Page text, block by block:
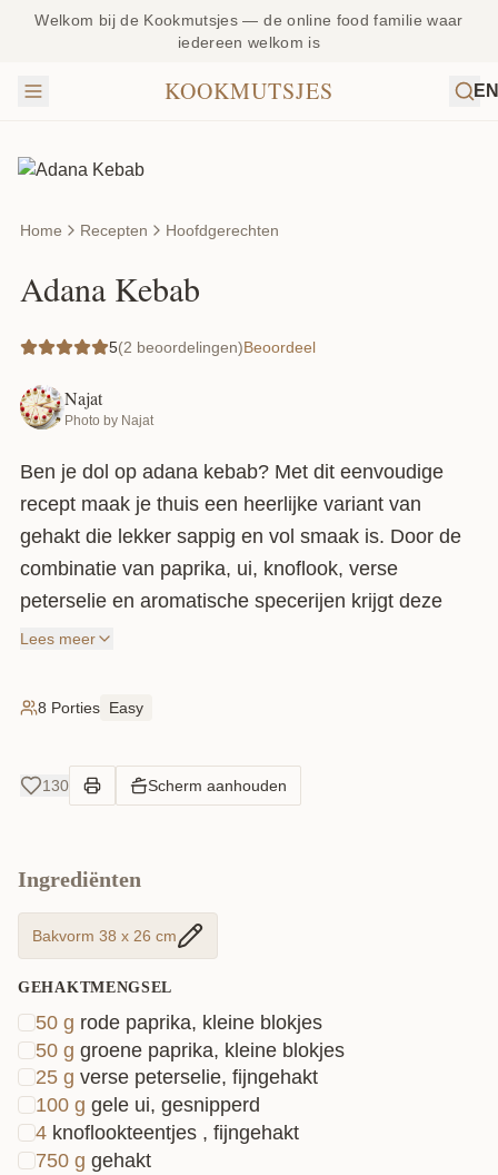
Welkom bij de Kookmutsjes — de online food familie waar
iedereen welkom is
KOOKMUTSJES EN
Home Recepten Hoofdgerechten
Adana Kebab
5(2 beoordelingen)Beoordeel
Najat
Photo by Najat
Ben je dol op adana kebab? Met dit eenvoudige
recept maak je thuis een heerlijke variant van
gehakt die lekker sappig en vol smaak is. Door de
combinatie van paprika, ui, knoflook, verse
peterselie en aromatische specerijen krijgt deze
adana kebab een heerlijke kruidige smaak en een
eenvoudig in de oven, maar hij is ook perfect voor
Lees meer
8 Porties Easy
130 Scherm aanhouden
Ingrediënten
Bakvorm 38 x 26 cm
GEHAKTMENGSEL
50 g rode paprika, kleine blokjes
50 g groene paprika, kleine blokjes
25 g verse peterselie, fijngehakt
100 g gele ui, gesnipperd
4 knoflookteentjes , fijngehakt
750 g gehakt